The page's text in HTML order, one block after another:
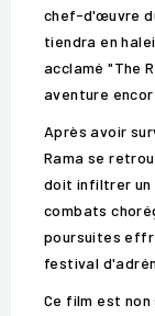
chef-d'œuvre
tiendra en
acclamé "The
aventure
Après avoir
Rama se
doit infiltrer un
combats
poursuites
festival
Ce film est